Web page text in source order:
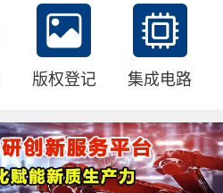
版权登记 集成电路